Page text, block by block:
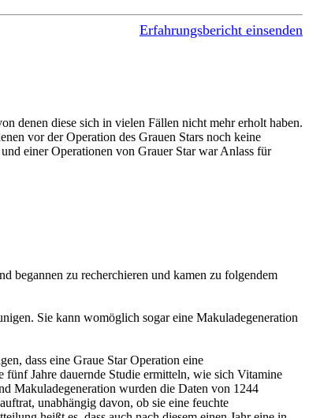
Erfahrungsbericht einsenden
denen diese sich in vielen Fällen nicht mehr erholt haben.
vor der Operation des Grauen Stars noch keine
einer Operationen von Grauer Star war Anlass für
begannen zu recherchieren und kamen zu folgendem
Sie kann womöglich sogar eine Makuladegeneration
dass eine Graue Star Operation eine
Jahre dauernde Studie ermitteln, wie sich Vitamine
Makuladegeneration wurden die Daten von 1244
unabhängig davon, ob sie eine feuchte